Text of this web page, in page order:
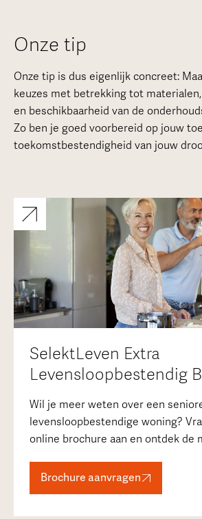
Onze tip
Onze tip is dus eigenlijk concreet:
keuzes met betrekking tot
en beschikbaarheid van de
Zo ben je goed voorbereid op jouw
toekomstbestendigheid van jouw
SelektLeven Extra
Levensloopbestendig
Wil je meer weten over een
levensloopbestendige woning?
online brochure aan en ontdek de
Brochure aanvragen